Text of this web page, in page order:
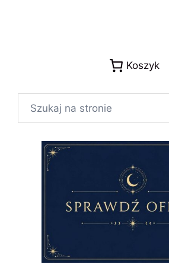
Koszyk
Szukaj